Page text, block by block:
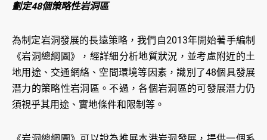
劃定48個策略性岩洞區
為制定岩洞發展的長遠策略，我們自2013年開始著手編制
《岩洞總綱圖》，經詳細分析地質狀況，並考慮附近的土
地用途、交通網絡、空間環境等因素，識別了48個具發展
潛力的策略性岩洞區。不過，各個岩洞區的可發展潛力仍
須視乎其用途、實地條件和限制等。